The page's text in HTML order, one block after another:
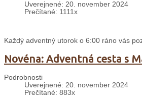
Uverejnené: 20. november 2024
Prečítané: 1111x
Každý adventný utorok o 6:00 ráno vás
Novéna: Adventná cesta s
Podrobnosti
Uverejnené: 20. november 2024
Prečítané: 883x